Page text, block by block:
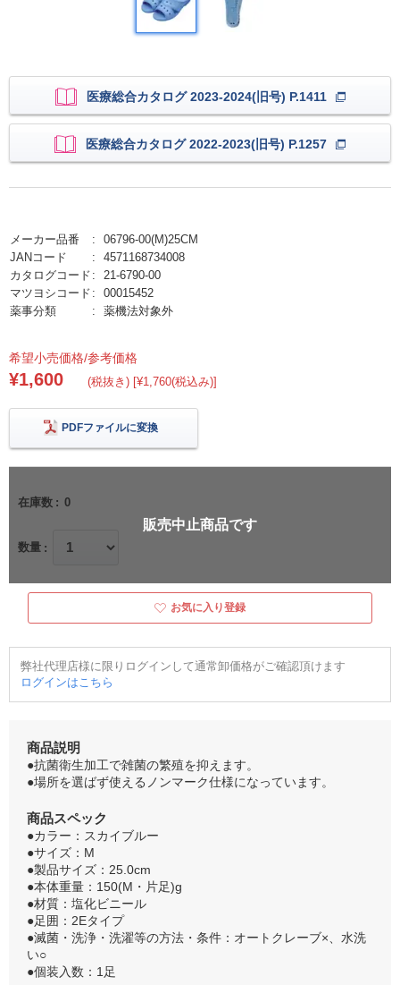
医療総合カタログ 2023-2024(旧号) P.1411
医療総合カタログ 2022-2023(旧号) P.1257
メーカー品番
06796-00(M)25CM
JANコード
4571168734008
カタログコード
21-6790-00
マツヨシコード
00015452
薬事分類
薬機法対象外
希望小売価格/参考価格
¥1,600 (税抜き) [¥1,760(税込み)]
PDFファイルに変換
在庫数 0
数量
販売中止商品です
お気に入り登録
弊社代理店様に限りログインして通常卸価格がご確認頂けます
ログインはこちら
商品説明
●抗菌衛生加工で雑菌の繁殖を抑えます。
●場所を選ばず使えるノンマーク仕様になっています。
商品スペック
●カラー：スカイブルー
●サイズ：M
●製品サイズ：25.0cm
●本体重量：150(M・片足)g
●材質：塩化ビニール
●足囲：2Eタイプ
●滅菌・洗浄・洗濯等の方法・条件：オートクレーブ×、水洗
い○
●個装入数：1足